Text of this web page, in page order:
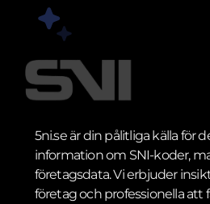
5ni.se är din pålitliga källa för
information om SNI-koder,
företagsdata. Vi erbjuder
företag och professionella att